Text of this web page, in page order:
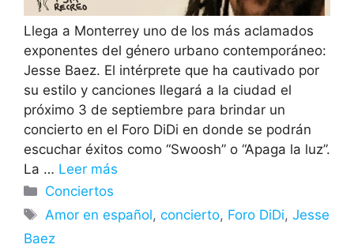
Llega a Monterrey uno de los más aclamados
exponentes del género urbano contemporáneo:
Jesse Baez. El intérprete que ha cautivado por
su estilo y canciones llegará a la ciudad el
próximo 3 de septiembre para brindar un
concierto en el Foro DiDi en donde se podrán
escuchar éxitos como “Swoosh” o “Apaga la luz”.
La … Leer más
Categorías
Conciertos
Etiquetas
Amor en español,concierto, Foro DiDi,Jesse
Baez